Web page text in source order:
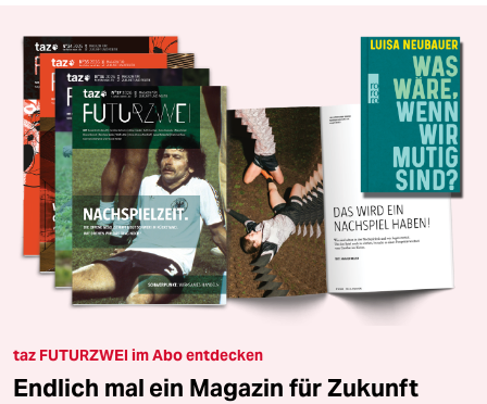
taz FUTURZWEI im Abo entdecken
Endlich mal ein Magazin für Zukunft